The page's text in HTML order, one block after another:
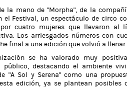
la mano de “Morpha”, de la
el Festival, un espectáculo de circo
por cuatro mujeres que llevaron
Los arriesgados números con
final a una edición que volvió a
se ha valorado muy
público, destacando el ambiente
“A Sol y Serena” como una
edición, ya se plantean